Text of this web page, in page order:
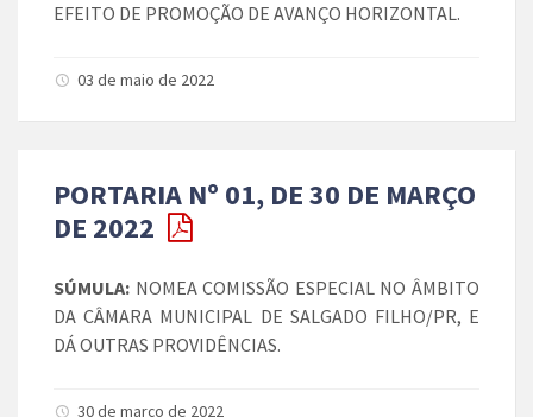
EFEITO DE PROMOÇÃO DE AVANÇO HORIZONTAL.
03 de maio de 2022
PORTARIA Nº 01, DE 30 DE MARÇO
DE 2022
SÚMULA: NOMEA COMISSÃO ESPECIAL NO ÂMBITO
DA CÂMARA MUNICIPAL DE SALGADO FILHO/PR, E
DÁ OUTRAS PROVIDÊNCIAS.
30 de março de 2022